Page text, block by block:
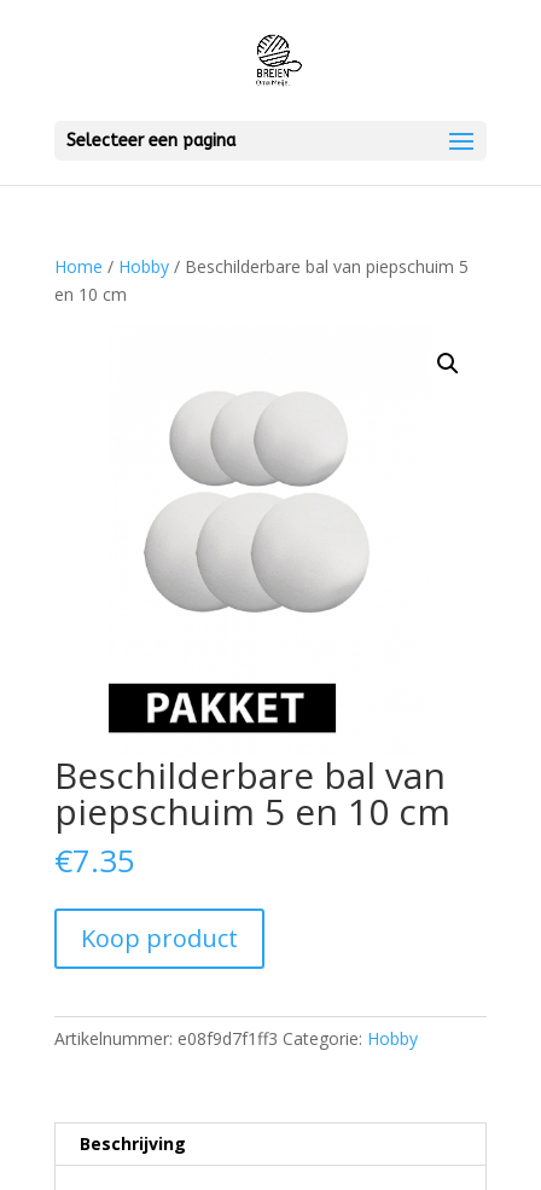
Selecteer een pagina
Home / Hobby/ Beschilderbare bal van piepschuim 5
en 10 cm
Beschilderbare bal van
piepschuim 5 en 10 cm
€7.35
Koop product
Artikelnummer: e08f9d7f1ff3 Categorie: Hobby
Beschrijving